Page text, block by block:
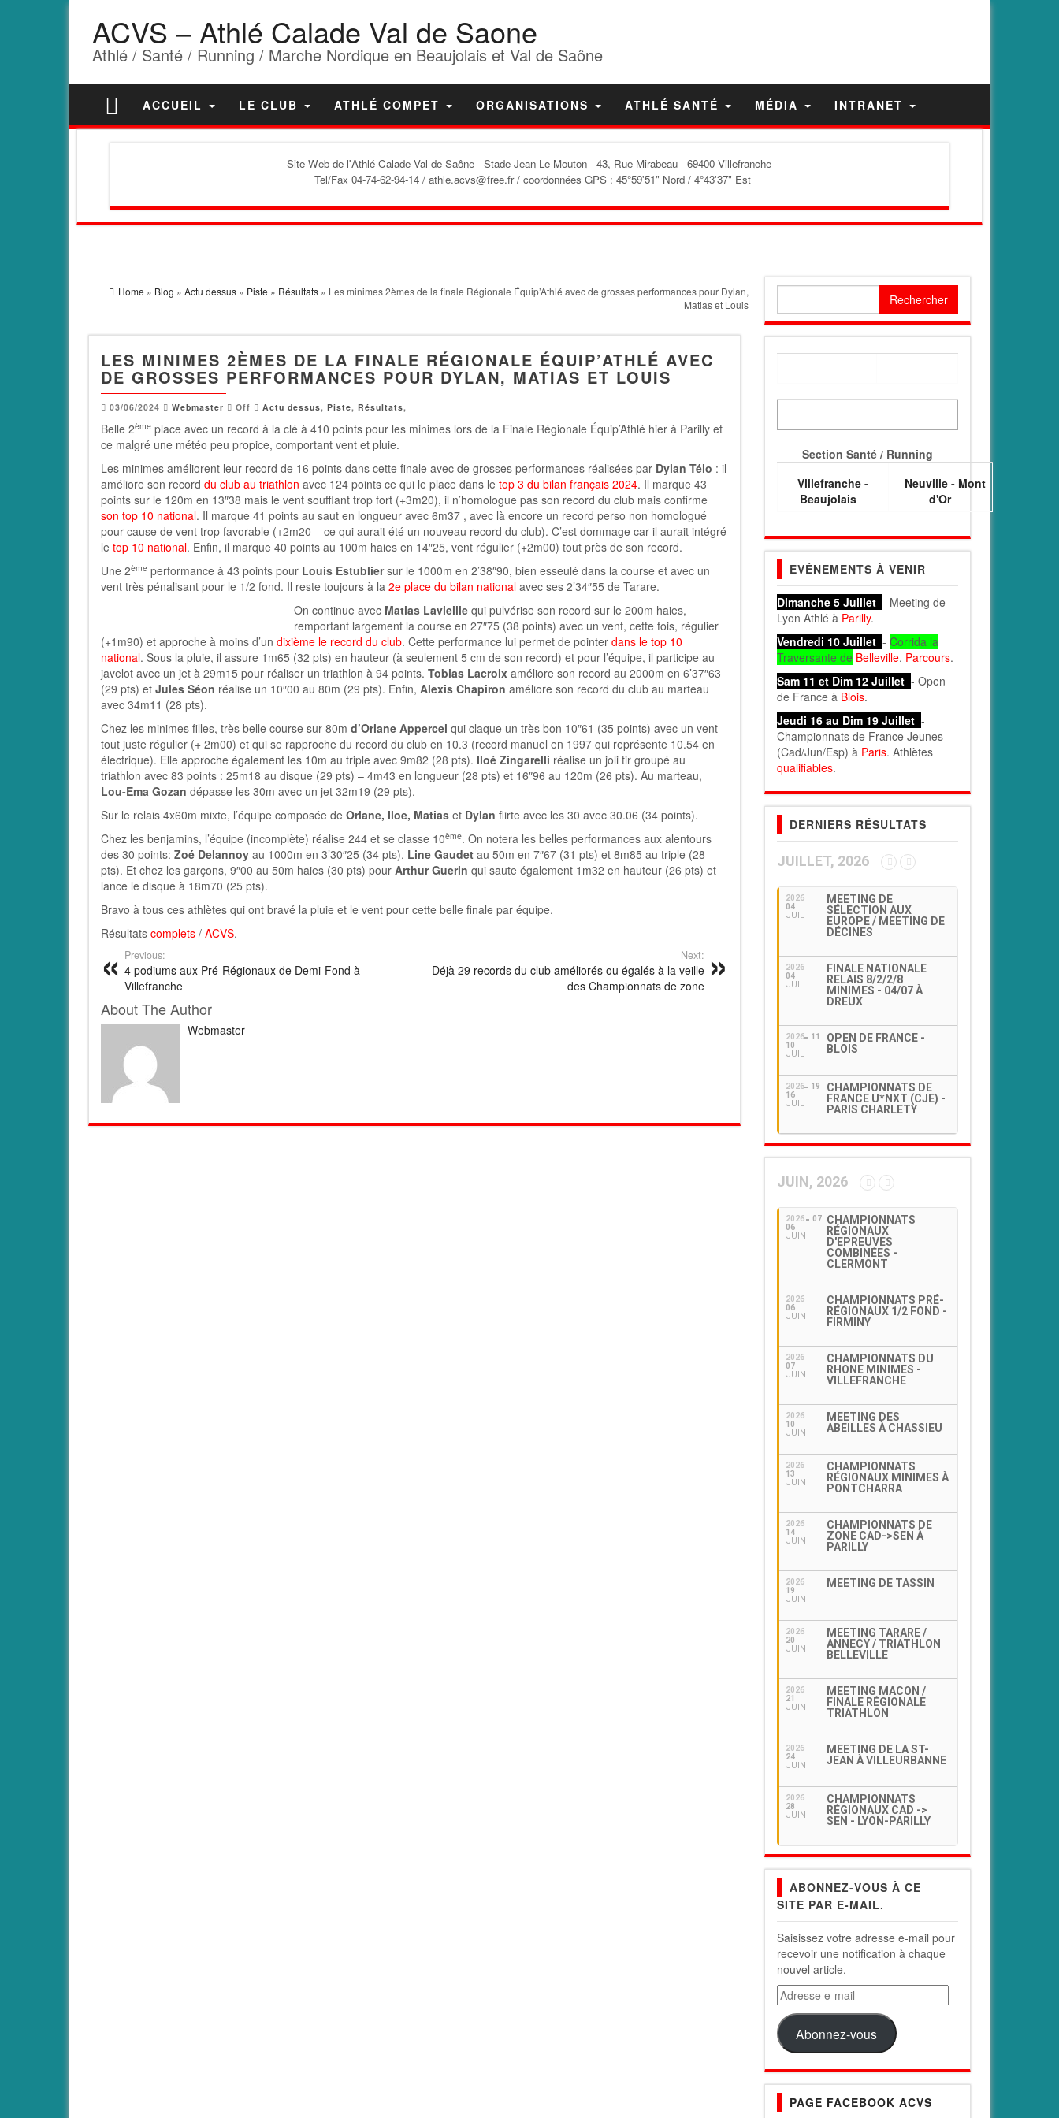
ACVS – Athlé Calade Val de Saone
Athlé / Santé / Running / Marche Nordique en Beaujolais et Val de Saône
ACCUEIL LE CLUB ATHLÉ COMPET ORGANISATIONS ATHLÉ SANTÉ MÉDIA INTRANET
Site Web de l'Athlé Calade Val de Saône - Stade Jean Le Mouton - 43, Rue Mirabeau - 69400 Villefranche -
Tel/Fax 04-74-62-94-14 / athle.acvs@free.fr / coordonnées GPS : 45°59'51" Nord / 4°43'37" Est
Home » Blog » Actu dessus» Piste » Résultats» Les minimes 2èmes de la finale Régionale Équip’Athlé avec de grosses performances pour Dylan,
Matias et Louis
LES MINIMES 2ÈMES DE LA FINALE RÉGIONALE ÉQUIP’ATHLÉ AVEC
DE GROSSES PERFORMANCES POUR DYLAN, MATIAS ET LOUIS
03/06/2024 Webmaster Off Actu dessus, Piste, Résultats,
Belle 2ème place avec un record à la clé à 410 points pour les minimes lors de la Finale Régionale Équip’Athlé hier à Parilly et
ce malgré une météo peu propice, comportant vent et pluie.
Les minimes améliorent leur record de 16 points dans cette finale avec de grosses performances réalisées par Dylan Télo : il
améliore son record du club au triathlon avec 124 points ce qui le place dans le top 3 du bilan français 2024. Il marque 43
points sur le 120m en 13″38 mais le vent soufflant trop fort (+3m20), il n’homologue pas son record du club mais confirme
son top 10 national. Il marque 41 points au saut en longueur avec 6m37 , avec là encore un record perso non homologué
pour cause de vent trop favorable (+2m20 – ce qui aurait été un nouveau record du club). C’est dommage car il aurait intégré
le top 10 national. Enfin, il marque 40 points au 100m haies en 14″25, vent régulier (+2m00) tout près de son record.
Une 2ème performance à 43 points pour Louis Estubliersur le 1000m en 2’38″90, bien esseulé dans la course et avec un
vent très pénalisant pour le 1/2 fond. Il reste toujours à la 2e place du bilan national avec ses 2’34″55 de Tarare.
On continue avec Matias Lavieille qui pulvérise son record sur le 200m haies,
remportant largement la course en 27″75 (38 points) avec un vent, cette fois, régulier
(+1m90) et approche à moins d’un dixième le record du club. Cette performance lui permet de pointer dans le top 10
national. Sous la pluie, il assure 1m65 (32 pts) en hauteur (à seulement 5 cm de son record) et pour l’équipe, il participe au
javelot avec un jet à 29m15 pour réaliser un triathlon à 94 points. Tobias Lacroix améliore son record au 2000m en 6’37″63
(29 pts) et Jules Séon réalise un 10″00 au 80m (29 pts). Enfin, Alexis Chapiron améliore son record du club au marteau
avec 34m11 (28 pts).
Chez les minimes filles, très belle course sur 80m d’Orlane Appercel qui claque un très bon 10″61 (35 points) avec un vent
tout juste régulier (+ 2m00) et qui se rapproche du record du club en 10.3 (record manuel en 1997 qui représente 10.54 en
électrique). Elle approche également les 10m au triple avec 9m82 (28 pts). Iloé Zingarelli réalise un joli tir groupé au
triathlon avec 83 points : 25m18 au disque (29 pts) – 4m43 en longueur (28 pts) et 16″96 au 120m (26 pts). Au marteau,
Lou-Ema Gozan dépasse les 30m avec un jet 32m19 (29 pts).
Sur le relais 4x60m mixte, l’équipe composée de Orlane, Iloe, Matias et Dylan flirte avec les 30 avec 30.06 (34 points).
Chez les benjamins, l’équipe (incomplète) réalise 244 et se classe 10ème. On notera les belles performances aux alentours
des 30 points: Zoé Delannoy au 1000m en 3’30″25 (34 pts), Line Gaudet au 50m en 7″67 (31 pts) et 8m85 au triple (28
pts). Et chez les garçons, 9″00 au 50m haies (30 pts) pour Arthur Guerin qui saute également 1m32 en hauteur (26 pts) et
lance le disque à 18m70 (25 pts).
Bravo à tous ces athlètes qui ont bravé la pluie et le vent pour cette belle finale par équipe.
Résultats complets / ACVS.
Previous:
4 podiums aux Pré-Régionaux de Demi-Fond à
Villefranche
Next:
Déjà 29 records du club améliorés ou égalés à la veille
des Championnats de zone
About The Author
Webmaster
Section Santé / Running
Villefranche -
Beaujolais
Neuville - Mont
d'Or
EVÉNEMENTS À VENIR
Dimanche 5 Juillet - Meeting de
Lyon Athlé à Parilly.
Vendredi 10 Juillet - Corrida la
Traversante de Belleville. Parcours.
Sam 11 et Dim 12 Juillet - Open
de France à Blois.
Jeudi 16 au Dim 19 Juillet -
Championnats de France Jeunes
(Cad/Jun/Esp) à Paris. Athlètes
qualifiables.
DERNIERS RÉSULTATS
JUILLET, 2026
2026
04
JUIL
MEETING DE
SÉLECTION AUX
EUROPE / MEETING DE
DÉCINES
2026
04
JUIL
FINALE NATIONALE
RELAIS 8/2/2/8
MINIMES - 04/07 À
DREUX
2026
10
JUIL
11
OPEN DE FRANCE -
BLOIS
2026
16
JUIL
19
CHAMPIONNATS DE
FRANCE U*NXT (CJE) -
PARIS CHARLETY
JUIN, 2026
2026
06
JUIN
07
CHAMPIONNATS
RÉGIONAUX
D'EPREUVES
COMBINÉES -
CLERMONT
2026
06
JUIN
CHAMPIONNATS PRÉ-
RÉGIONAUX 1/2 FOND -
FIRMINY
2026
07
JUIN
CHAMPIONNATS DU
RHONE MINIMES -
VILLEFRANCHE
2026
10
JUIN
MEETING DES
ABEILLES À CHASSIEU
2026
13
JUIN
CHAMPIONNATS
RÉGIONAUX MINIMES À
PONTCHARRA
2026
14
JUIN
CHAMPIONNATS DE
ZONE CAD->SEN À
PARILLY
2026
19
JUIN
MEETING DE TASSIN
2026
20
JUIN
MEETING TARARE /
ANNECY / TRIATHLON
BELLEVILLE
2026
21
JUIN
MEETING MACON /
FINALE RÉGIONALE
TRIATHLON
2026
24
JUIN
MEETING DE LA ST-
JEAN À VILLEURBANNE
2026
28
JUIN
CHAMPIONNATS
RÉGIONAUX CAD ->
SEN - LYON-PARILLY
ABONNEZ-VOUS À CE
SITE PAR E-MAIL.
Saisissez votre adresse e-mail pour
recevoir une notification à chaque
nouvel article.
Adresse
e-
mail
Abonnez-vous
PAGE FACEBOOK ACVS